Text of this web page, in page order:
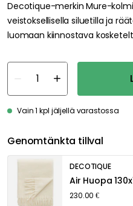
Decotique-merkin Mure-
veistoksellisella siluetilla ja
luomaan kiinnostava
Vain 1 kpl jäljellä varastossa
Genomtänkta tillval
DECOTIQUE
Air Huopa
230.00 €